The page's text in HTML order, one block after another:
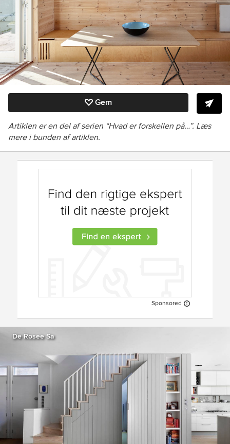
Gem
Artiklen er en del af serien “Hvad er forskellen på…”. Læs
mere i bunden af artiklen.
Sponsored
De Rosee Sa